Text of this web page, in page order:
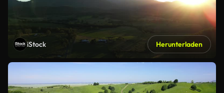
iStock Herunterladen